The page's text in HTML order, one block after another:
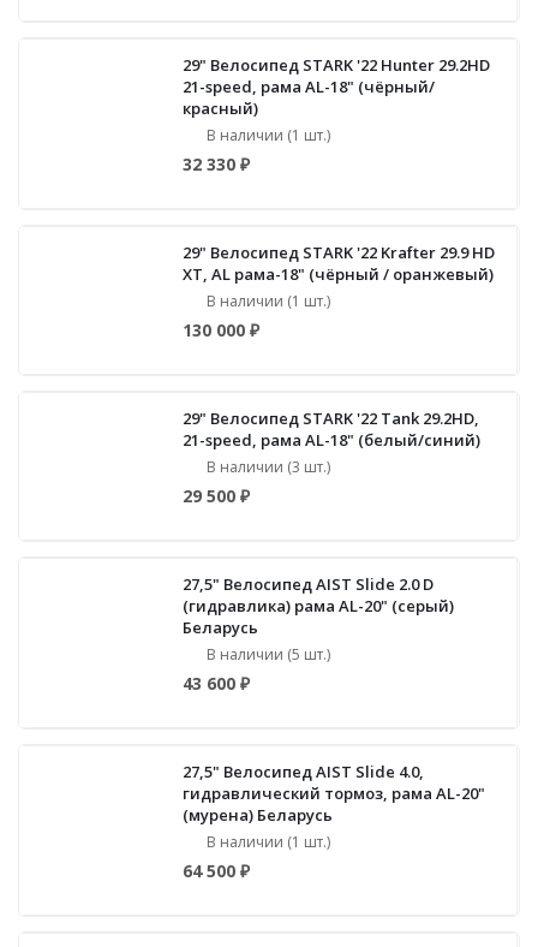
29" Велосипед STARK '22 Hunter 29.2HD
21-speed, рама AL-18" (чёрный/
красный)
В наличии (1 шт.)
32 330 ₽
29" Велосипед STARK '22 Krafter 29.9 HD
XT, AL рама-18" (чёрный / оранжевый)
В наличии (1 шт.)
130 000 ₽
29" Велосипед STARK '22 Tank 29.2НD,
21-speed, рама AL-18" (белый/синий)
В наличии (3 шт.)
29 500 ₽
27,5" Велосипед AIST Slide 2.0 D
(гидравлика) рама AL-20" (серый)
Беларусь
В наличии (5 шт.)
43 600 ₽
27,5" Велосипед AIST Slide 4.0,
гидравлический тормоз, рама AL-20"
(мурена) Беларусь
В наличии (1 шт.)
64 500 ₽